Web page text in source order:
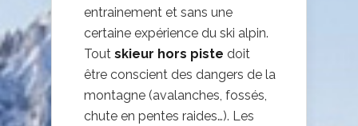
entrainement et sans une
certaine expérience du ski alpin.
Tout skieur hors piste doit
être conscient des dangers de la
montagne (avalanches, fossés,
chute en pentes raides…). Les